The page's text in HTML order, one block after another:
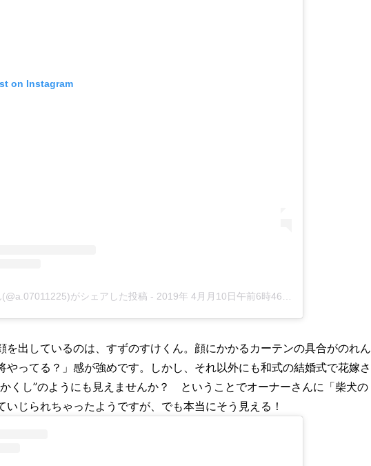
on Instagram
がシェアした投稿 - 2019年 4月月10日午前6時46分PDT
を出しているのは、すずのすけくん。顔にかかるカーテンの具合がのれん
やってる？」感が強めです。しかし、それ以外にも和式の結婚式で花嫁さ
くし”のようにも見えませんか？ ということでオーナーさんに「柴犬の
いじられちゃったようですが、でも本当にそう見える！